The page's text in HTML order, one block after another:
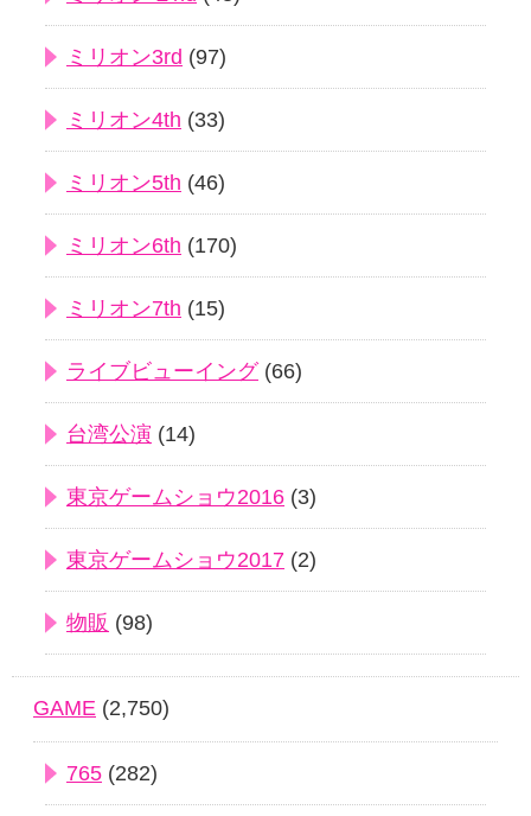
ミリオン3rd (97)
ミリオン4th (33)
ミリオン5th (46)
ミリオン6th (170)
ミリオン7th (15)
ライブビューイング(66)
台湾公演 (14)
東京ゲームショウ2016 (3)
東京ゲームショウ2017 (2)
物販 (98)
GAME (2,750)
765 (282)